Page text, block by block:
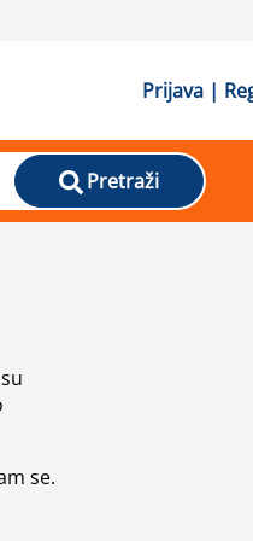
Prijava |
Pretraži
se.